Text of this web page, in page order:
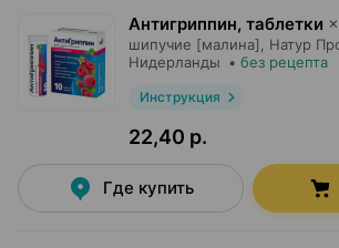
Антигриппин, таблетки ×
шипучие [малина], Натур
Нидерланды • без рецепта
Инструкция
22,40 р.
Где купить